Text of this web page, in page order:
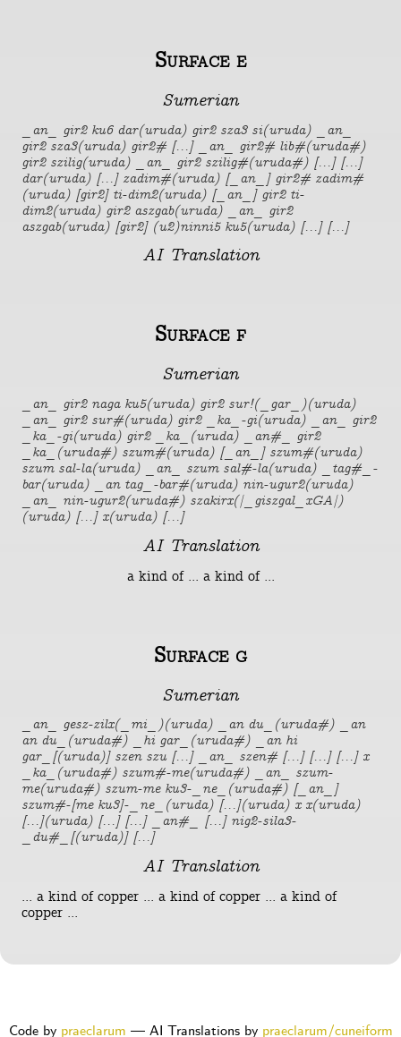
Surface e
Sumerian
_an_ gir2 ku6 dar(uruda) gir2 sza3 si(uruda) _an_
gir2 sza3(uruda) gir2# [...] _an_ gir2# lib#(uruda#)
gir2 szilig(uruda) _an_ gir2 szilig#(uruda#) [...] [...]
dar(uruda) [...] zadim#(uruda) [_an_] gir2# zadim#
(uruda) [gir2] ti-dim2(uruda) [_an_] gir2 ti-
dim2(uruda) gir2 aszgab(uruda) _an_ gir2
aszgab(uruda) [gir2] (u2)ninni5 ku5(uruda) [...] [...]
AI Translation
Surface f
Sumerian
_an_ gir2 naga ku5(uruda) gir2 sur!(_gar_)(uruda)
_an_ gir2 sur#(uruda) gir2 _ka_-gi(uruda) _an_ gir2
_ka_-gi(uruda) gir2 _ka_(uruda) _an#_ gir2
_ka_(uruda#) szum#(uruda) [_an_] szum#(uruda)
szum sal-la(uruda) _an_ szum sal#-la(uruda) _tag#_-
bar(uruda) _an tag_-bar#(uruda) nin-ugur2(uruda)
_an_ nin-ugur2(uruda#) szakirx(|_giszgal_xGA|)
(uruda) [...] x(uruda) [...]
AI Translation
a kind of ... a kind of ...
Surface g
Sumerian
_an_ gesz-zilx(_mi_)(uruda) _an du_(uruda#) _an
an du_(uruda#) _hi gar_(uruda#) _an hi
gar_[(uruda)] szen szu [...] _an_ szen# [...] [...] [...] x
_ka_(uruda#) szum#-me(uruda#) _an_ szum-
me(uruda#) szum-me ku3-_ne_(uruda#) [_an_]
szum#-[me ku3]-_ne_(uruda) [...](uruda) x x(uruda)
[...](uruda) [...] [...] _an#_ [...] nig2-sila3-
_du#_[(uruda)] [...]
AI Translation
... a kind of copper ... a kind of copper ... a kind of
copper ...
Code by praeclarum — AI Translations by praeclarum/cuneiform